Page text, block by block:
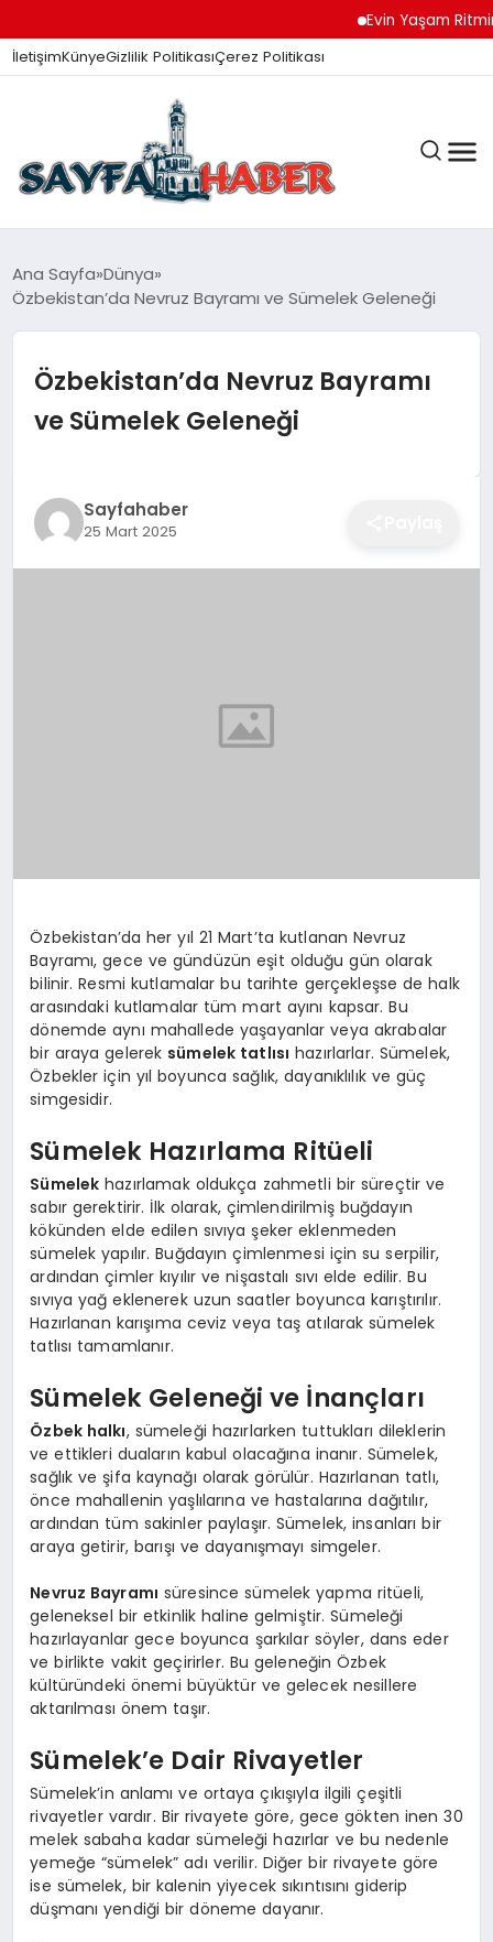
Evin Yaşam Ritmini
İletişimKünyeGizlilik PolitikasıÇerez Politikası
ANA SAYFA
İZMIR HABERLERI
EĞITIM
DIĞER
Ana Sayfa Dünya
Özbekistan’da Nevruz Bayramı ve Sümelek Geleneği
Özbekistan’da Nevruz Bayramı
ve Sümelek Geleneği
Sayfahaber
25 Mart 2025
Özbekistan’da her yıl 21 Mart’ta kutlanan Nevruz
Bayramı, gece ve gündüzün eşit olduğu gün olarak
bilinir. Resmi kutlamalar bu tarihte gerçekleşse de halk
arasındaki kutlamalar tüm mart ayını kapsar. Bu
dönemde aynı mahallede yaşayanlar veya akrabalar
bir araya gelerek sümelek tatlısı hazırlarlar. Sümelek,
Özbekler için yıl boyunca sağlık, dayanıklılık ve güç
simgesidir.
Sümelek Hazırlama Ritüeli
Sümelek hazırlamak oldukça zahmetli bir süreçtir ve
sabır gerektirir. İlk olarak, çimlendirilmiş buğdayın
kökünden elde edilen sıvıya şeker eklenmeden
sümelek yapılır. Buğdayın çimlenmesi için su serpilir,
ardından çimler kıyılır ve nişastalı sıvı elde edilir. Bu
sıvıya yağ eklenerek uzun saatler boyunca karıştırılır.
Hazırlanan karışıma ceviz veya taş atılarak sümelek
tatlısı tamamlanır.
Sümelek Geleneği ve İnançları
Özbek halkı, sümeleği hazırlarken tuttukları dileklerin
ve ettikleri duaların kabul olacağına inanır. Sümelek,
sağlık ve şifa kaynağı olarak görülür. Hazırlanan tatlı,
önce mahallenin yaşlılarına ve hastalarına dağıtılır,
ardından tüm sakinler paylaşır. Sümelek, insanları bir
araya getirir, barışı ve dayanışmayı simgeler.
Nevruz Bayramı süresince sümelek yapma ritüeli,
geleneksel bir etkinlik haline gelmiştir. Sümeleği
hazırlayanlar gece boyunca şarkılar söyler, dans eder
ve birlikte vakit geçirirler. Bu geleneğin Özbek
kültüründeki önemi büyüktür ve gelecek nesillere
aktarılması önem taşır.
Sümelek’e Dair Rivayetler
Sümelek’in anlamı ve ortaya çıkışıyla ilgili çeşitli
rivayetler vardır. Bir rivayete göre, gece gökten inen 30
melek sabaha kadar sümeleği hazırlar ve bu nedenle
yemeğe “sümelek” adı verilir. Diğer bir rivayete göre
ise sümelek, bir kalenin yiyecek sıkıntısını giderip
düşmanı yendiği bir döneme dayanır.